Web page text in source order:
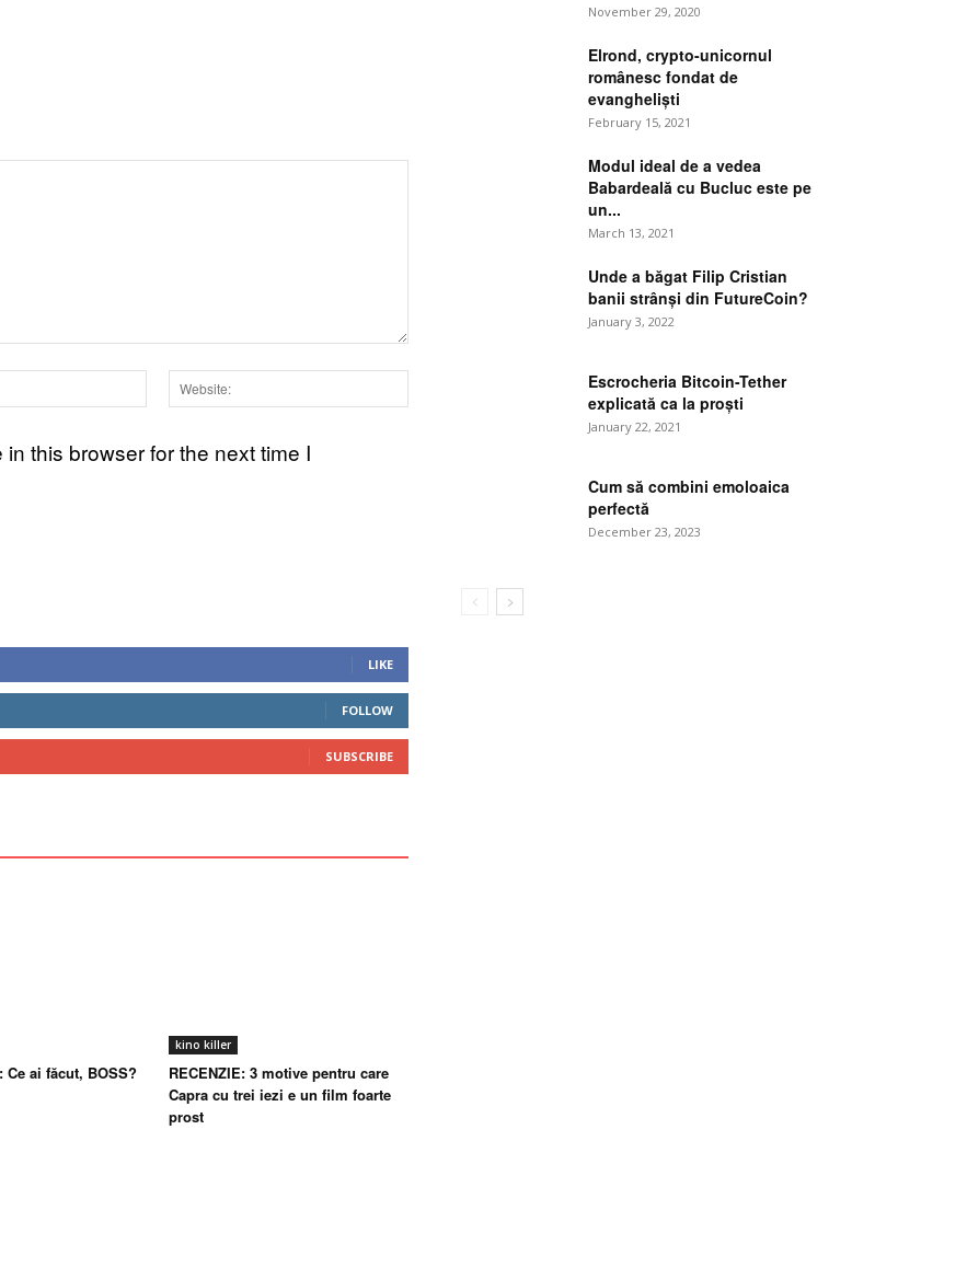
Email:*
this browser for the next time I
LIKE
FOLLOW
SUBSCRIBE
Ce ai făcut, BOSS?
kino killer
RECENZIE: 3 motive pentru care
Capra cu trei iezi e un film foarte
prost
November 29, 2020
Elrond, crypto-unicornul
românesc fondat de
evangheliști
February 15, 2021
Modul ideal de a vedea
Babardeală cu Bucluc este pe
un...
March 13, 2021
Unde a băgat Filip Cristian
banii strânși din FutureCoin?
January 3, 2022
Escrocheria Bitcoin-Tether
explicată ca la proști
January 22, 2021
Cum să combini emoloaica
perfectă
December 23, 2023